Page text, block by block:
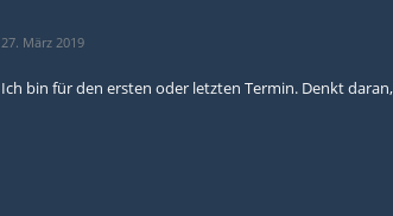
27. März 2019
Ich bin für den ersten oder letzten Termin. Denkt